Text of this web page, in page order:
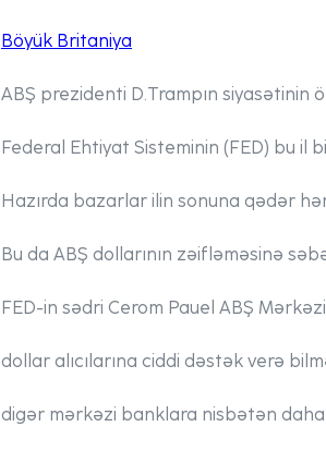
Böyük Britaniya
ABŞ prezidenti D.Trampın
Federal Ehtiyat Sisteminin (FED) bu il
Hazırda bazarlar ilin sonuna qədər
Bu da ABŞ dollarının zəifləməsinə
FED-in sədri Cerom Pauel ABŞ
dollar alıcılarına ciddi dəstək verə
digər mərkəzi banklara nisbətən